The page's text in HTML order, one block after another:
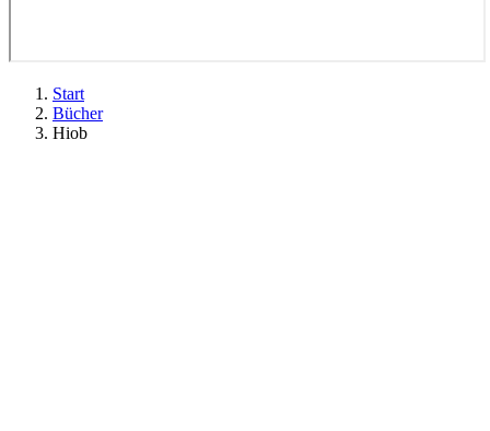
Start
Bücher
Hiob